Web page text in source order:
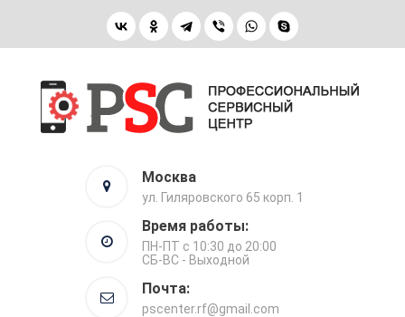
Москва
ул. Гиляровского 65 корп. 1
Время работы:
ПН-ПТ с 10:30 до 20:00
СБ-ВС - Выходной
Почта:
pscenter.rf@gmail.com